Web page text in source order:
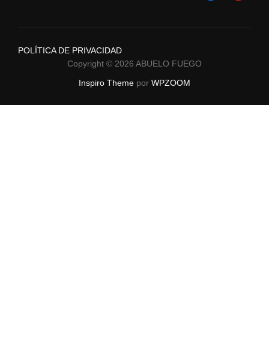
POLÍTICA DE PRIVACIDAD
Copyright © 2026 ABUELO FUEGO
Inspiro Theme por WPZOOM